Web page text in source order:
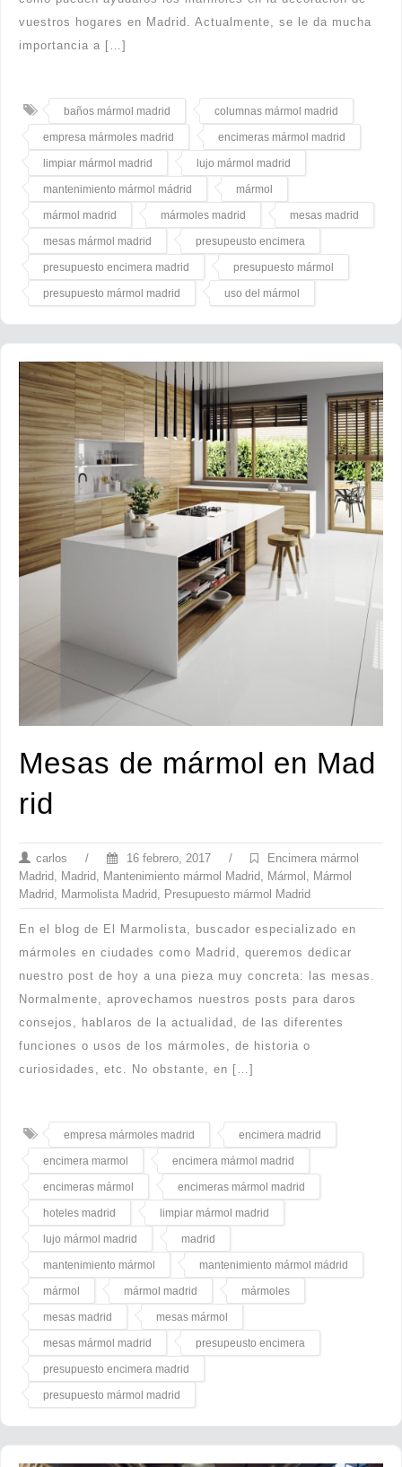
vuestros hogares en Madrid. Actualmente, se le da mucha
importancia a […]
baños mármol madrid columnas mármol madrid
empresa mármoles madrid encimeras mármol madrid
limpiar mármol madrid lujo mármol madrid
mantenimiento mármol mádrid mármol
mármol madrid mármoles madrid mesas madrid
mesas mármol madrid presupeusto encimera
presupuesto encimera madrid presupuesto mármol
presupuesto mármol madrid uso del mármol
Mesas de mármol en Mad
rid
carlos / 16 febrero, 2017 /
Encimera mármol
Madrid
Madrid Mantenimiento mármol Madrid Mármol
Mármol
Madrid
Marmolista Madrid Presupuesto mármol Madrid
En el blog de El Marmolista, buscador especializado en
mármoles en ciudades como Madrid, queremos dedicar
nuestro post de hoy a una pieza muy concreta: las mesas.
Normalmente, aprovechamos nuestros posts para daros
consejos, hablaros de la actualidad, de las diferentes
funciones o usos de los mármoles, de historia o
curiosidades, etc. No obstante, en […]
empresa mármoles madrid encimera madrid
encimera marmol encimera mármol madrid
encimeras mármol encimeras mármol madrid
hoteles madrid limpiar mármol madrid
lujo mármol madrid madrid
mantenimiento mármol mantenimiento mármol mádrid
mármol mármol madrid mármoles
mesas madrid mesas mármol
mesas mármol madrid presupeusto encimera
presupuesto encimera madrid
presupuesto mármol madrid